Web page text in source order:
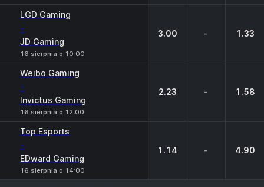
LGD Gaming
-
JD Gaming
16 sierpnia o 10:00
3.00 - 1.33
Weibo Gaming
-
Invictus Gaming
16 sierpnia o 12:00
2.23 - 1.58
Top Esports
-
EDward Gaming
16 sierpnia o 14:00
1.14 - 4.90